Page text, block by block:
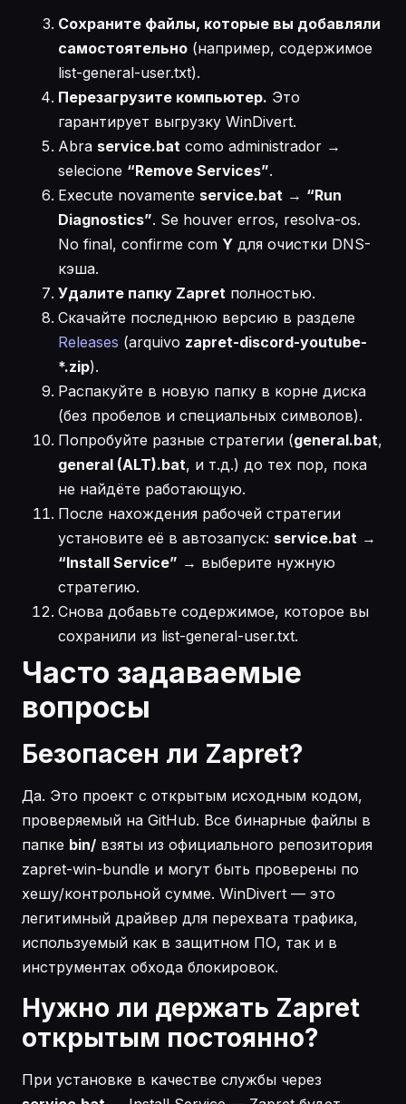
Сохраните файлы, которые вы добавляли
самостоятельно (например, содержимое
list-general-user.txt).
Перезагрузите компьютер. Это
гарантирует выгрузку WinDivert.
Abra service.bat como administrador →
selecione “Remove Services”.
Execute novamente service.bat → “Run
Diagnostics”. Se houver erros, resolva-os.
No final, confirme com Y для очистки DNS-
кэша.
Удалите папку Zapret полностью.
Скачайте последнюю версию в разделе
Releases (arquivo zapret-discord-youtube-
*.zip).
Распакуйте в новую папку в корне диска
(без пробелов и специальных символов).
Попробуйте разные стратегии (general.bat,
general (ALT).bat, и т.д.) до тех пор, пока
не найдёте работающую.
После нахождения рабочей стратегии
установите её в автозапуск: service.bat →
“Install Service” → выберите нужную
стратегию.
Снова добавьте содержимое, которое вы
сохранили из list-general-user.txt.
Часто задаваемые
вопросы
Безопасен ли Zapret?
Да. Это проект с открытым исходным кодом,
проверяемый на GitHub. Все бинарные файлы в
папке bin/ взяты из официального репозитория
zapret-win-bundle и могут быть проверены по
хешу/контрольной сумме. WinDivert — это
легитимный драйвер для перехвата трафика,
используемый как в защитном ПО, так и в
инструментах обхода блокировок.
Нужно ли держать Zapret
открытым постоянно?
При установке в качестве службы через